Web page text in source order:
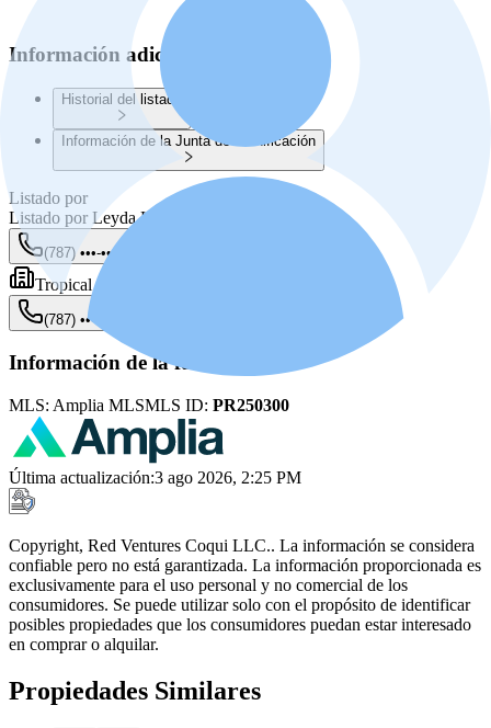
Información adicional
Historial del listado
Información de la Junta de Planificación
Listado por
Listado por Leyda Hernandez
(787) •••-••••
Tropical Coast Properties LLC
(787) •••-••••
Información de la fuente
MLS: Amplia MLSMLS ID: PR250300
Última actualización:3 ago 2026, 2:25 PM
Copyright, Red Ventures Coqui LLC.. La información se considera
confiable pero no está garantizada. La información proporcionada es
exclusivamente para el uso personal y no comercial de los
consumidores. Se puede utilizar solo con el propósito de identificar
posibles propiedades que los consumidores puedan estar interesado
en comprar o alquilar.
Propiedades Similares